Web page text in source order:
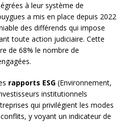
à leur système de
a mis en place depuis 2022
des différends qui impose
toute action judiciaire. Cette
de 68% le nombre de
rapports ESG (Environnement,
institutionnels
qui privilégient les modes
y voyant un indicateur de